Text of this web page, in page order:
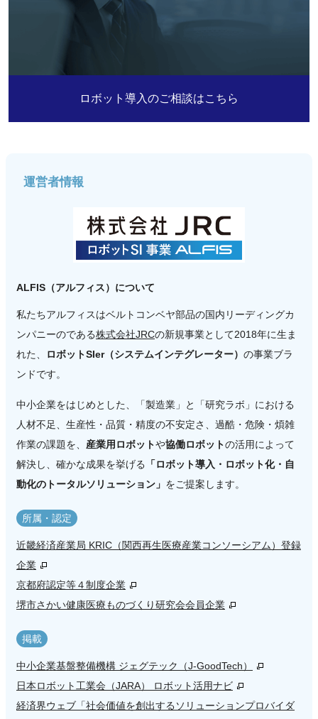
ロボット導入のご相談はこちら
運営者情報
ALFIS（アルフィス）について
私たちアルフィスはベルトコンベヤ部品の国内リーディングカ
ンパニーのである株式会社JRCの新規事業として2018年に生ま
れた、
ロボットSIer（システムインテグレーター） の事業ブラ
ンドです。
中小企業をはじめとした、「製造業」と「研究ラボ」における
人材不足、生産性・品質・精度の不安定さ、過酷・危険・煩雑
作業の課題を、 産業用ロボットや協働ロボットの活用によって
解決し、確かな成果を挙げる
「ロボット導入・ロボット化・自
動化のトータルソリューション」 をご提案します。
所属・認定
近畿経済産業局 KRIC（関西再生医療産業コンソーシアム）登録
企業
京都府認定等４制度企業
堺市さかい健康医療ものづくり研究会会員企業
掲載
中小企業基盤整備機構 ジェグテック（J-GoodTech）
日本ロボット工業会（JARA） ロボット活用ナビ
経済界ウェブ「社会価値を創出するソリューションプロバイダ